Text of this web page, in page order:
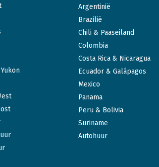
Argentinië
Brazilië
Chili & Paaseiland
Colombia
Costa Rica & Nicaragua
Ecuador & Galápagos
Mexico
Panama
Peru & Bolivia
Suriname
Autohuur